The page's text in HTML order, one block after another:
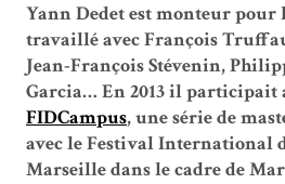
Yann Dedet est monteur pour
travaillé avec François
Jean-François Stévenin,
Garcia… En 2013 il participait
FIDCampus, une série de
avec le Festival International
Marseille dans le cadre de